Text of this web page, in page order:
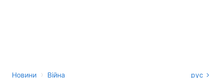
Новини › Війна рус